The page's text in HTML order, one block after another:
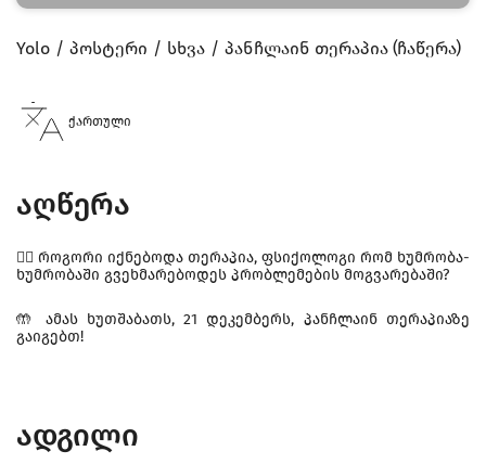
Yolo პოსტერი სხვა პანჩლაინ თერაპია (ჩაწერა)
ქართული
აღწერა
👩‍⚕️ როგორი იქნებოდა თერაპია, ფსიქოლოგი რომ ხუმრობა-
ხუმრობაში გვეხმარებოდეს პრობლემების მოგვარებაში?
🤲 ამას ხუთშაბათს, 21 დეკემბერს, პანჩლაინ თერაპიაზე
გაიგებთ!
ადგილი